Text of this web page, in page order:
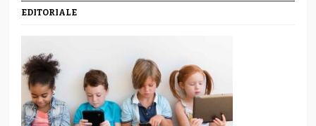
EDITORIALE